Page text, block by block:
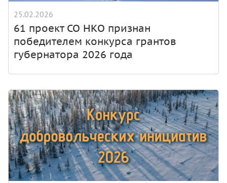
25.02.2026
61 проект СО НКО признан
победителем конкурса грантов
губернатора 2026 года